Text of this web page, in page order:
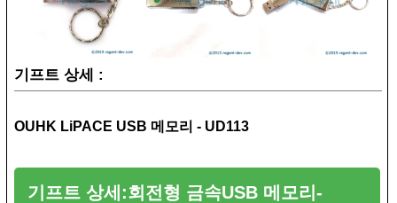
기프트 상세 :
OUHK LiPACE USB 메모리 - UD113
기프트 상세:회전형 금속USB 메모리-